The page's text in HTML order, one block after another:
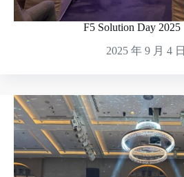
F5 Solution Day 2025
2025 年 9 月 4 日